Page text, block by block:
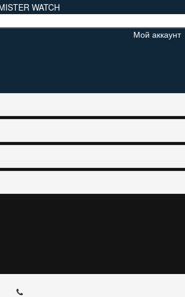
Мой аккаунт